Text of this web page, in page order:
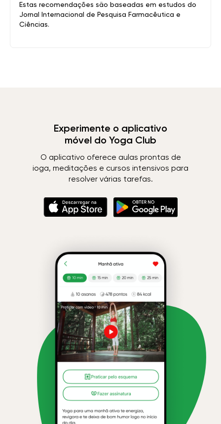
Estas recomendações são baseadas em estudos do
Jornal Internacional de Pesquisa Farmacêutica e
Ciências.
Experimente o aplicativo
móvel do Yoga Club
O aplicativo oferece aulas prontas de
ioga, meditações e cursos intensivos para
resolver várias tarefas.